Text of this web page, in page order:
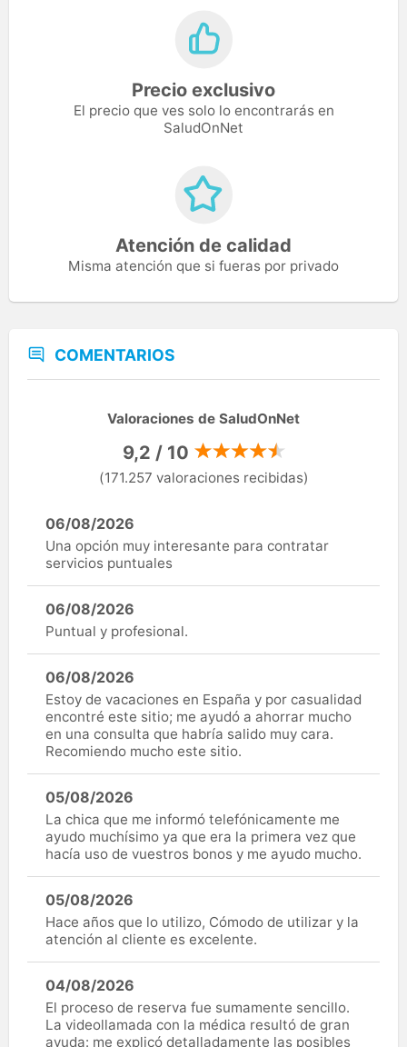
Precio exclusivo
El precio que ves solo lo encontrarás en
SaludOnNet
Atención de calidad
Misma atención que si fueras por privado
COMENTARIOS
Valoraciones de SaludOnNet
9,2 / 10
(171.257 valoraciones recibidas)
06/08/2026
Una opción muy interesante para contratar
servicios puntuales
06/08/2026
Puntual y profesional.
06/08/2026
Estoy de vacaciones en España y por casualidad
encontré este sitio; me ayudó a ahorrar mucho
en una consulta que habría salido muy cara.
Recomiendo mucho este sitio.
05/08/2026
La chica que me informó telefónicamente me
ayudo muchísimo ya que era la primera vez que
hacía uso de vuestros bonos y me ayudo mucho.
05/08/2026
Hace años que lo utilizo, Cómodo de utilizar y la
atención al cliente es excelente.
04/08/2026
El proceso de reserva fue sumamente sencillo.
La videollamada con la médica resultó de gran
ayuda: me explicó detalladamente las posibles